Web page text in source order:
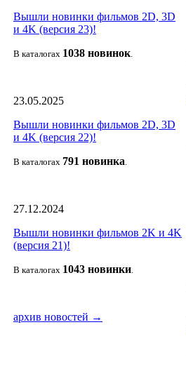
Вышли новинки фильмов 2D, 3D
и 4K (версия 23)!
В каталогах 1038 новинок.
23.05.2025
Вышли новинки фильмов 2D, 3D
и 4K (версия 22)!
В каталогах 791 новинка.
27.12.2024
Вышли новинки фильмов 2K и 4K
(версия 21)!
В каталогах 1043 новинки.
архив новостей →